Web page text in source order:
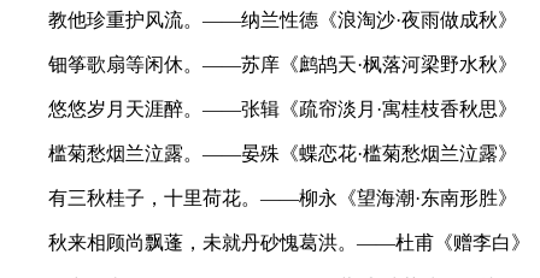
教他珍重护风流。——纳兰性德《浪淘沙·夜雨做成秋》
钿筝歌扇等闲休。——苏庠《鹧鸪天·枫落河梁野水秋》
悠悠岁月天涯醉。——张辑《疏帘淡月·寓桂枝香秋思》
槛菊愁烟兰泣露。——晏殊《蝶恋花·槛菊愁烟兰泣露》
有三秋桂子，十里荷花。——柳永《望海潮·东南形胜》
秋来相顾尚飘蓬，未就丹砂愧葛洪。——杜甫《赠李白》